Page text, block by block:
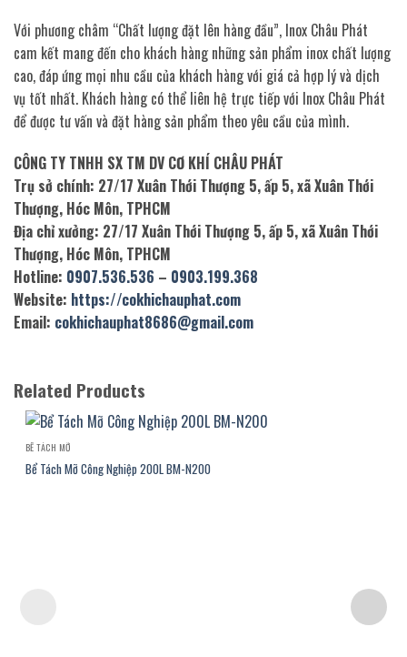
Với phương châm “Chất lượng đặt lên hàng đầu”, Inox Châu Phát
cam kết mang đến cho khách hàng những sản phẩm inox chất lượng
cao, đáp ứng mọi nhu cầu của khách hàng với giá cả hợp lý và dịch
vụ tốt nhất. Khách hàng có thể liên hệ trực tiếp với Inox Châu Phát
để được tư vấn và đặt hàng sản phẩm theo yêu cầu của mình.
CÔNG TY TNHH SX TM DV CƠ KHÍ CHÂU PHÁT
Trụ sở chính: 27/17 Xuân Thới Thượng 5, ấp 5, xã Xuân Thới
Thượng, Hóc Môn, TPHCM
Địa chỉ xưởng: 27/17 Xuân Thới Thượng 5, ấp 5, xã Xuân Thới
Thượng, Hóc Môn, TPHCM
Hotline: 0907.536.536 – 0903.199.368
Website: https://cokhichauphat.com
Email: cokhichauphat8686@gmail.com
Related Products
BỂ TÁCH MỠ
Bể Tách Mỡ Công Nghiệp 200L BM-N200